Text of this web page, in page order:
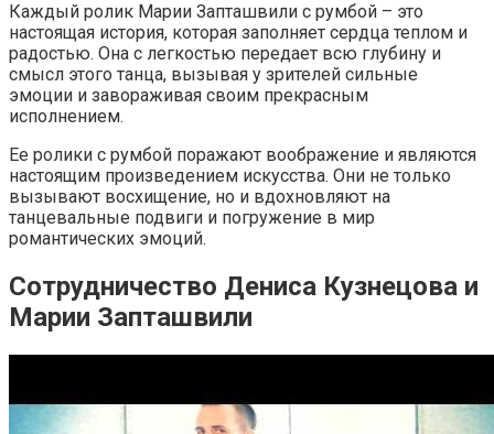
Каждый ролик Марии Запташвили с румбой – это
настоящая история, которая заполняет сердца теплом и
радостью. Она с легкостью передает всю глубину и
смысл этого танца, вызывая у зрителей сильные
эмоции и завораживая своим прекрасным
исполнением.
Ее ролики с румбой поражают воображение и являются
настоящим произведением искусства. Они не только
вызывают восхищение, но и вдохновляют на
танцевальные подвиги и погружение в мир
романтических эмоций.
Сотрудничество Дениса Кузнецова и
Марии Запташвили